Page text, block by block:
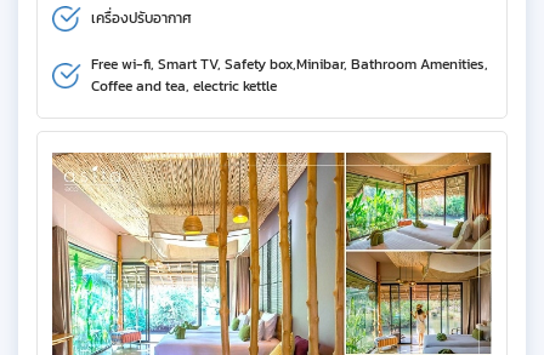
เครื่องปรับอากาศ
Free wi-fi, Smart TV, Safety box,Minibar, Bathroom Amenities,
Coffee and tea, electric kettle